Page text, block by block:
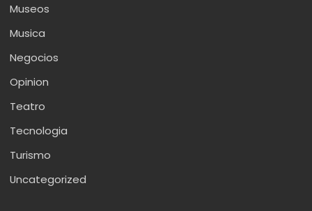
Museos
Musica
Negocios
Opinion
Teatro
Tecnologia
Turismo
Uncategorized